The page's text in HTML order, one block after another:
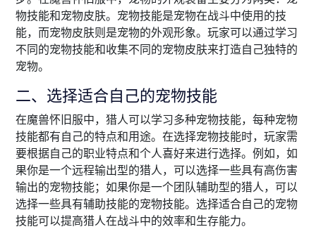
物技能和宠物皮肤。宠物技能是宠物在战斗中使用的技
能，而宠物皮肤则是宠物的外观形象。玩家可以通过学习
不同的宠物技能和收集不同的宠物皮肤来打造自己独特的
宠物。
二、选择适合自己的宠物技能
在魔兽怀旧服中，猎人可以学习多种宠物技能，每种宠物
技能都有自己的特点和用途。在选择宠物技能时，玩家需
要根据自己的职业特点和个人喜好来进行选择。例如，如
果你是一个远程输出型的猎人，可以选择一些具有高伤害
输出的宠物技能；如果你是一个团队辅助型的猎人，可以
选择一些具有辅助技能的宠物技能。选择适合自己的宠物
技能可以提高猎人在战斗中的效率和生存能力。